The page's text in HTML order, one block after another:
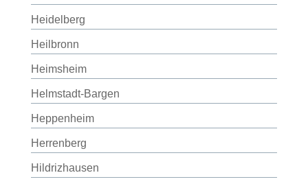
Heidelberg
Heilbronn
Heimsheim
Helmstadt-Bargen
Heppenheim
Herrenberg
Hildrizhausen